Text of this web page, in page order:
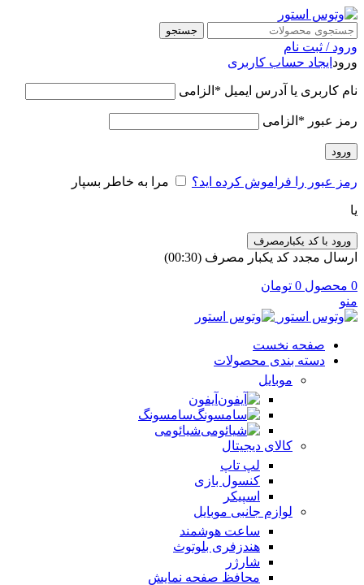
جستجو
ورود / ثبت نام
ورود ایجاد حساب کاربری
نام کاربری یا آدرس ایمیل * الزامی
رمز عبور * الزامی
ورود
رمز عبور را فراموش کرده اید؟ مرا به خاطر بسپار
یا
ورود با کد یکبارمصرف
ارسال مجدد کد یکبار مصرف (00:
30
)
0 محصول 0 تومان
منو
صفحه نخست
دسته بندی محصولات
موبایل
آیفون
سامسونگ
شیائومی
کالای دیجیتال
لپ تاپ
کنسول بازی
اسپیکر
لوازم جانبی موبایل
ساعت هوشمند
هندزفری بلوتوث
شارژر
محافظ صفحه نمایش